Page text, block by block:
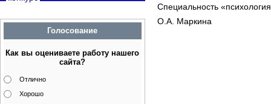
Специальность
О.А. Маркина
Голосование
Как вы оцениваете работу нашего
сайта?
Отлично
Хорошо